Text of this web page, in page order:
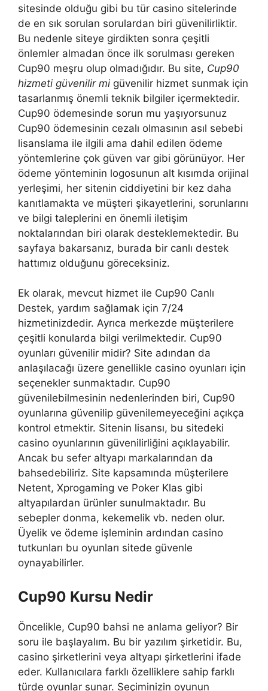
sitesinde olduğu gibi bu tür casino sitelerinde
de en sık sorulan sorulardan biri güvenilirliktir.
Bu nedenle siteye girdikten sonra çeşitli
önlemler almadan önce ilk sorulması gereken
Cup90 meşru olup olmadığıdır. Bu site, Cup90
hizmeti güvenilir mi güvenilir hizmet sunmak için
tasarlanmış önemli teknik bilgiler içermektedir.
Cup90 ödemesinde sorun mu yaşıyorsunuz
Cup90 ödemesinin cezalı olmasının asıl sebebi
lisanslama ile ilgili ama dahil edilen ödeme
yöntemlerine çok güven var gibi görünüyor. Her
ödeme yönteminin logosunun alt kısımda orijinal
yerleşimi, her sitenin ciddiyetini bir kez daha
kanıtlamakta ve müşteri şikayetlerini, sorunlarını
ve bilgi taleplerini en önemli iletişim
noktalarından biri olarak desteklemektedir. Bu
sayfaya bakarsanız, burada bir canlı destek
hattımız olduğunu göreceksiniz.
Ek olarak, mevcut hizmet ile Cup90 Canlı
Destek, yardım sağlamak için 7/24
hizmetinizdedir. Ayrıca merkezde müşterilere
çeşitli konularda bilgi verilmektedir. Cup90
oyunları güvenilir midir? Site adından da
anlaşılacağı üzere genellikle casino oyunları için
seçenekler sunmaktadır. Cup90
güvenilebilmesinin nedenlerinden biri, Cup90
oyunlarına güvenilip güvenilemeyeceğini açıkça
kontrol etmektir. Sitenin lisansı, bu sitedeki
casino oyunlarının güvenilirliğini açıklayabilir.
Ancak bu sefer altyapı markalarından da
bahsedebiliriz. Site kapsamında müşterilere
Netent, Xprogaming ve Poker Klas gibi
altyapılardan ürünler sunulmaktadır. Bu
sebepler donma, kekemelik vb. neden olur.
Üyelik ve ödeme işleminin ardından casino
tutkunları bu oyunları sitede güvenle
oynayabilirler.
Cup90 Kursu Nedir
Öncelikle, Cup90 bahsi ne anlama geliyor? Bir
soru ile başlayalım. Bu bir yazılım şirketidir. Bu,
casino şirketlerini veya altyapı şirketlerini ifade
eder. Kullanıcılara farklı özelliklere sahip farklı
türde oyunlar sunar. Seçiminizin oyunun